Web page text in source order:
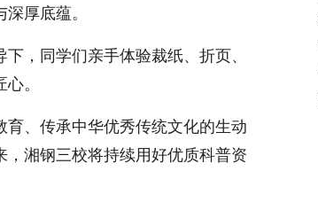
厚底蕴。
，同学们亲手体验裁纸、折页、
。
、传承中华优秀传统文化的生动
湘钢三校将持续用好优质科普资